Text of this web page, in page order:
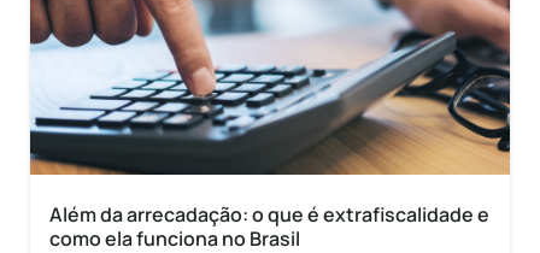
Além da arrecadação: o que é extrafiscalidade e
como ela funciona no Brasil